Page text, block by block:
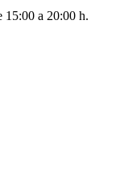
15:00 a 20:00 h.